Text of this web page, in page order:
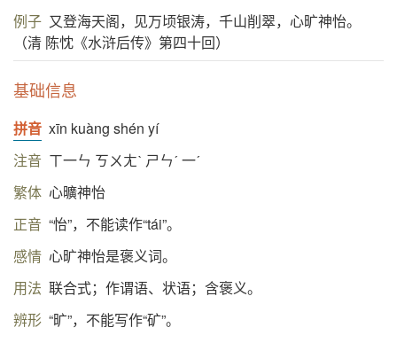
例子 又登海天阁，见万顷银涛，千山削翠，心旷神怡。
（清 陈忱《水浒后传》第四十回）
基础信息
拼音 xīn kuàng shén yí
注音 ㄒ一ㄣ ㄎㄨㄤˋ ㄕㄣˊ 一ˊ
繁体 心曠神怡
正音 “怡”，不能读作“tái”。
感情 心旷神怡是褒义词。
用法 联合式；作谓语、状语；含褒义。
辨形 “旷”，不能写作“矿”。